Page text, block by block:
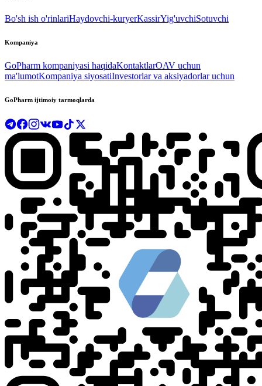
Bo'sh ish o'rinlariHaydovchi-kuryerKassirYig'uvchiSotuvchi
Kompaniya
GoPharm kompaniyasi haqidaKontaktlarOAV uchun
ma'lumotKompaniya siyosatiInvestorlar va aksiyadorlar uchun
GoPharm ijtimoiy tarmoqlarda